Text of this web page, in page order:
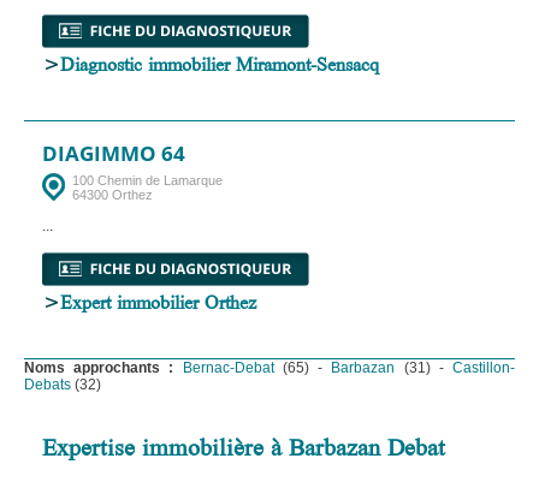
>Diagnostic immobilier Miramont-Sensacq
DIAGIMMO 64
100 Chemin de Lamarque
64300 Orthez
...
>Expert immobilier Orthez
Noms approchants : Bernac-Debat(65) - Barbazan (31) -Castillon-
Debats (32)
Expertise immobilière à Barbazan Debat